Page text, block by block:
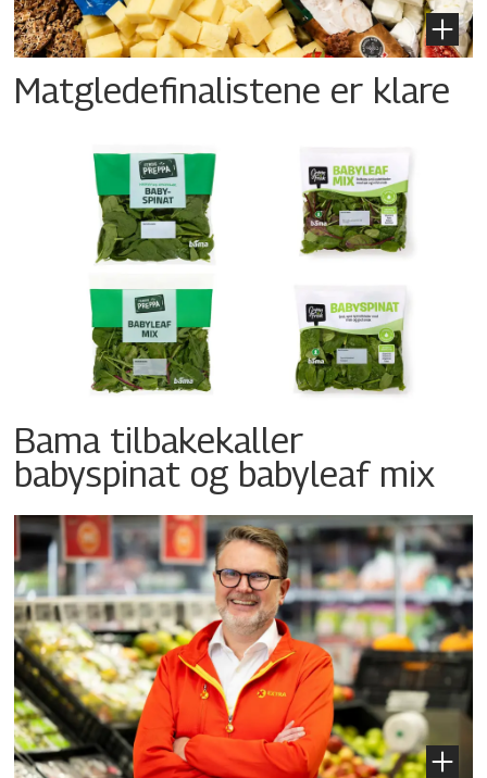
Matgledefinalistene er klare
Bama tilbakekaller
babyspinat og babyleaf mix